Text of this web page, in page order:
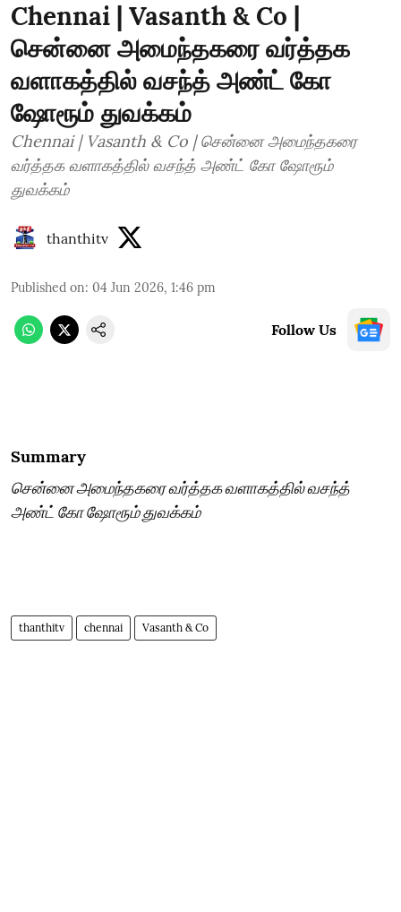
Chennai | Vasanth & Co |
சென்னை அமைந்தகரை வர்த்தக
வளாகத்தில் வசந்த் அண்ட் கோ
ஷோரூம் துவக்கம்
Chennai | Vasanth & Co | சென்னை அமைந்தகரை
வர்த்தக வளாகத்தில் வசந்த் அண்ட் கோ ஷோரூம்
துவக்கம்
thanthitv
Published on: 04 Jun 2026, 1:46 pm
Follow Us
Summary
சென்னை அமைந்தகரை வர்த்தக வளாகத்தில் வசந்த்
அண்ட் கோ ஷோரூம் துவக்கம்
thanthitv chennai Vasanth & Co